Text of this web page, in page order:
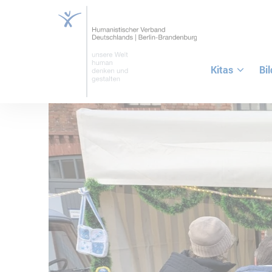
ZUM HAUPTINHALT SPRINGEN
Kitas